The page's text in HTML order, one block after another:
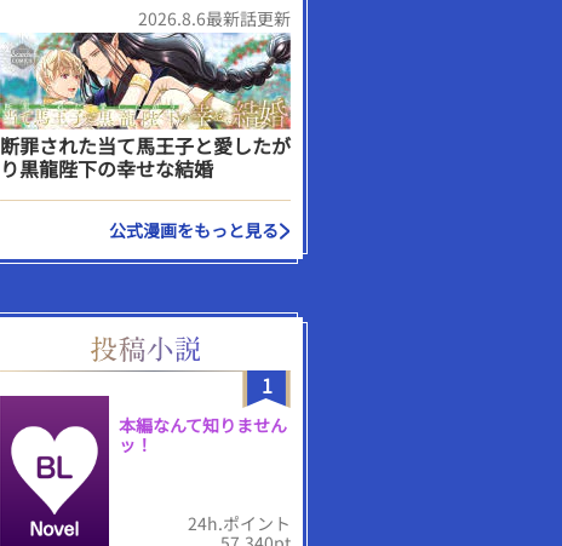
2026.8.6最新話更新
断罪された当て馬王子と愛したが
り黒龍陛下の幸せな結婚
公式漫画をもっと見る
1
本編なんて知りません
ッ！
24h.ポイント